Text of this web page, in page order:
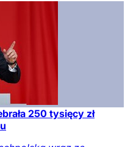
250 tysięcy zł